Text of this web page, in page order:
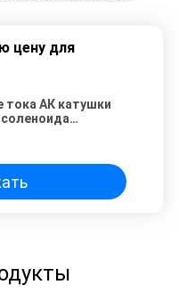
цену для
тока АК катушки